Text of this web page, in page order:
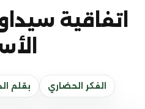
اتفاقية
الفكر الحضاري بقلم